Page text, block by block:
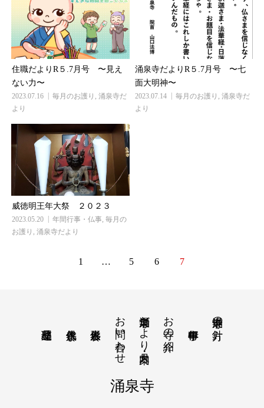
住職だよりR５.7月号 〜見え
ない力〜
2023.07.16 毎月のお護り , 涌泉寺だ
より
涌泉寺だよりR５.7月号 〜七
面大明神〜
2023.07.14 毎月のお護り , 涌泉寺だ
より
威徳明王年大祭 ２０２３
2023.05.20 年間行事・仏事, 毎月の
お護り , 涌泉寺だより
1 … 5 6 7
涌泉寺の方針
お寺の紹介
涌泉寺だより・月案内
お問い合わせ
涌泉寺